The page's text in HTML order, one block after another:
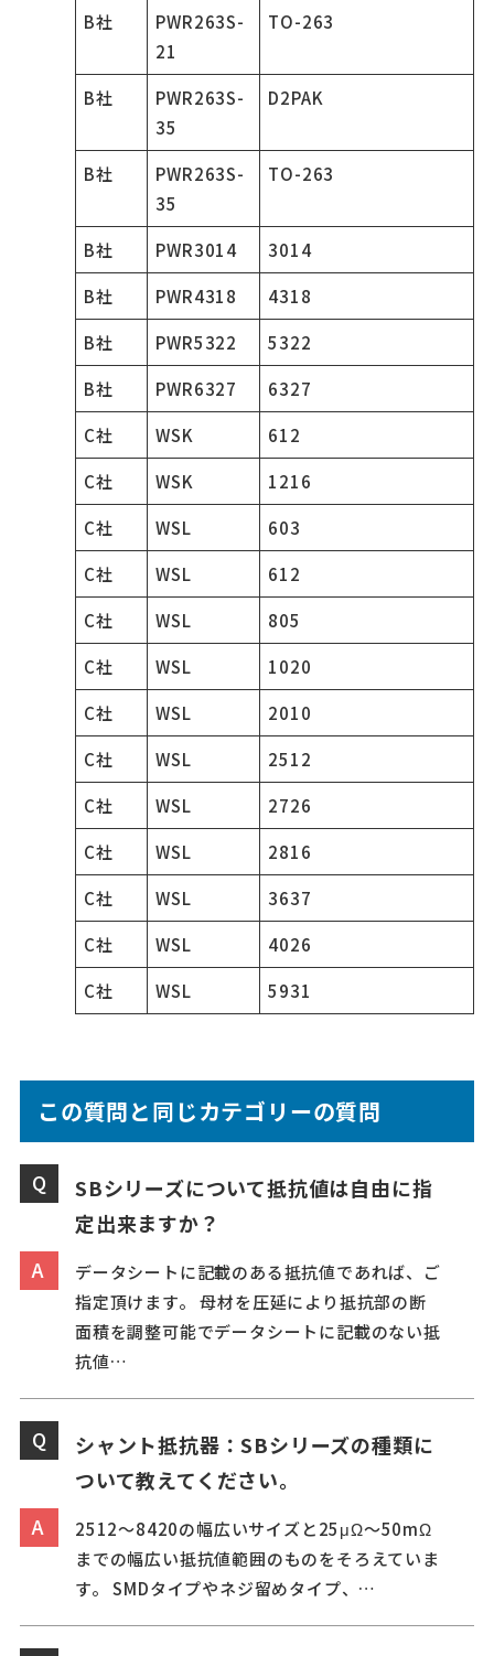
B社
PWR263S-
21
TO-263
B社
PWR263S-
35
D2PAK
B社
PWR263S-
35
TO-263
B社 PWR3014
3014
B社
PWR4318
4318
B社
PWR5322
5322
B社
PWR6327
6327
C社
WSK
612
C社
WSK
1216
C社
WSL
603
C社
WSL
612
C社
WSL
805
C社
WSL
1020
C社
WSL
2010
C社
WSL
2512
C社
WSL
2726
C社
WSL
2816
C社
WSL
3637
C社
WSL
4026
C社
WSL 5931
この質問と同じカテゴリーの質問
SBシリーズについて抵抗値は自由に指
定出来ますか？
データシートに記載のある抵抗値であれば、ご
指定頂けます。 母材を圧延により抵抗部の断
面積を調整可能でデータシートに記載のない抵
抗値…
シャント抵抗器：SBシリーズの種類に
ついて教えてください。
2512～8420の幅広いサイズと25μΩ～50mΩ
までの幅広い抵抗値範囲のものをそろえていま
す。 SMDタイプやネジ留めタイプ、…